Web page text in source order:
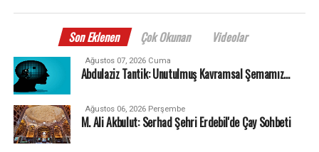
Son Eklenen Çok Okunan Videolar
Ağustos 07, 2026 Cuma
Abdulaziz Tantik: Unutulmuş Kavramsal Şemamız…
Ağustos 06, 2026 Perşembe
M. Ali Akbulut: Serhad Şehri Erdebil'de Çay Sohbeti